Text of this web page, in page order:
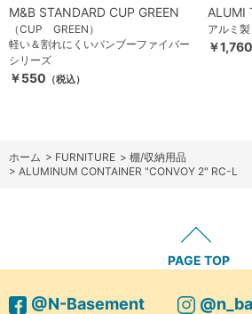
M&B STANDARD CUP GREEN
（CUP GREEN）
軽い＆割れにくいバンブーファイバー
シリーズ
￥550 （税込）
ALUMI
アルミ
￥1,760
ホーム > FURNITURE > 棚/収納用品
> ALUMINUM CONTAINER "CONVOY 2" RC-L
PAGE TOP
@N-Basement